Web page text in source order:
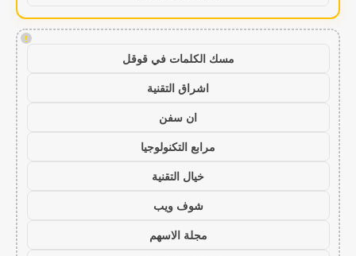
!
مسك الكلمات في قوقل
اشراق التقنية
ان سفن
مرابع التكنولوجيا
خيال التقنية
شوف ويب
مجلة الاسهم